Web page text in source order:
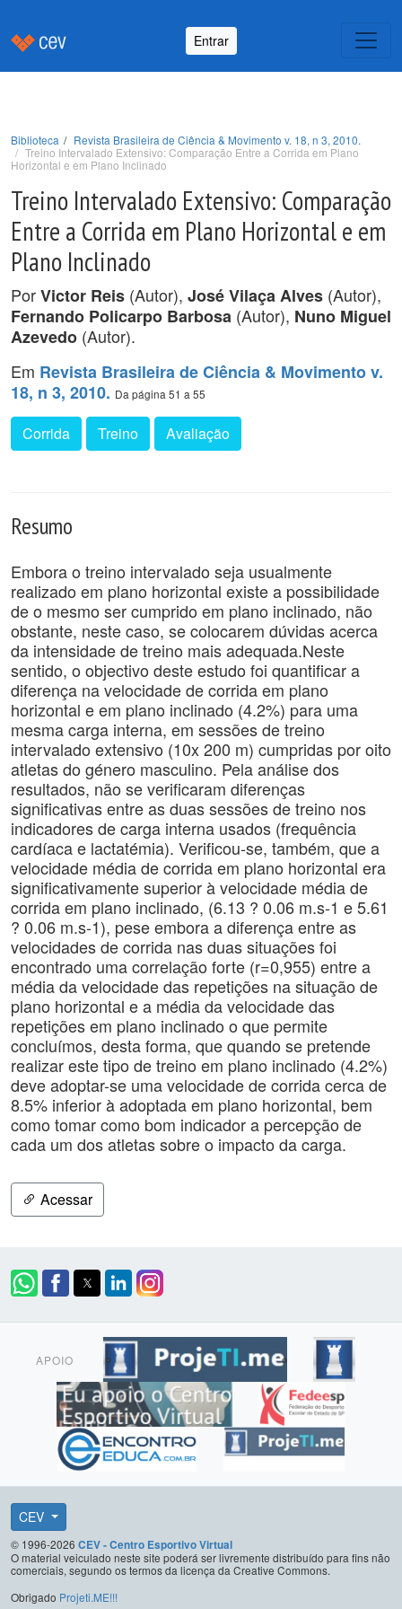
Entrar
Biblioteca
Revista Brasileira de Ciência & Movimento v. 18, n 3, 2010.
Treino Intervalado Extensivo: Comparação Entre a Corrida em Plano
Horizontal e em Plano Inclinado
Treino Intervalado Extensivo: Comparação
Entre a Corrida em Plano Horizontal e em
Plano Inclinado
PorVictor Reis (Autor), José Vilaça Alves (Autor),
Fernando Policarpo Barbosa (Autor), Nuno Miguel
Azevedo (Autor).
Em Revista Brasileira de Ciência & Movimento v.
18, n 3, 2010. Da página 51 a 55
Corrida Treino Avaliação
Resumo
Embora o treino intervalado seja usualmente
realizado em plano horizontal existe a possibilidade
de o mesmo ser cumprido em plano inclinado, não
obstante, neste caso, se colocarem dúvidas acerca
da intensidade de treino mais adequada.Neste
sentido, o objectivo deste estudo foi quantificar a
diferença na velocidade de corrida em plano
horizontal e em plano inclinado (4.2%) para uma
mesma carga interna, em sessões de treino
intervalado extensivo (10x 200 m) cumpridas por oito
atletas do género masculino. Pela análise dos
resultados, não se verificaram diferenças
significativas entre as duas sessões de treino nos
indicadores de carga interna usados (frequência
cardíaca e lactatémia). Verificou-se, também, que a
velocidade média de corrida em plano horizontal era
significativamente superior à velocidade média de
corrida em plano inclinado, (6.13 ? 0.06 m.s-1 e 5.61
? 0.06 m.s-1), pese embora a diferença entre as
velocidades de corrida nas duas situações foi
encontrado uma correlação forte (r=0,955) entre a
média da velocidade das repetições na situação de
plano horizontal e a média da velocidade das
repetições em plano inclinado o que permite
concluímos, desta forma, que quando se pretende
realizar este tipo de treino em plano inclinado (4.2%)
deve adoptar-se uma velocidade de corrida cerca de
8.5% inferior à adoptada em plano horizontal, bem
como tomar como bom indicador a percepção de
cada um dos atletas sobre o impacto da carga.
Acessar
APOIO
CEV
© 1996-2026 CEV - Centro Esportivo Virtual
O material veiculado neste site poderá ser livremente distribuído para fins não
comerciais, segundo os termos da licença da Creative Commons.
Obrigado Projeti.ME!!!